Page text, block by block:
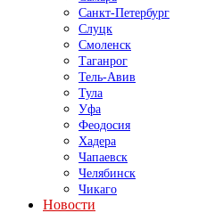
Санкт-Петербург
Слуцк
Смоленск
Таганрог
Тель-Авив
Тула
Уфа
Феодосия
Хадера
Чапаевск
Челябинск
Чикаго
Новости